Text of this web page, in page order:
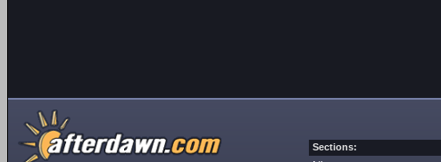
Sections: